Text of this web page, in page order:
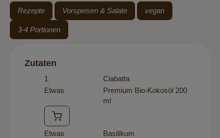
Rezepte Vorspeisen & Salate vegan
3-4 Portionen
Zutaten
1
Ciabatta
Etwas
Premium Bio-Kokosöl 200
ml
Etwas
Basilikum